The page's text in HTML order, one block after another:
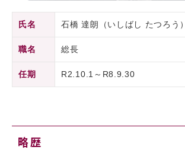
氏名 石橋 達朗（いしばし たつろう）
職名 総長
任期 R2.10.1～R8.9.30
略歴